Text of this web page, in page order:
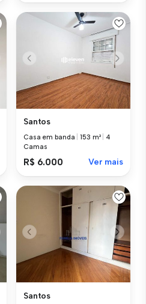
Santos
Casa em banda |153 m²
4
Camas
R$ 6.000 Ver mais
Santos